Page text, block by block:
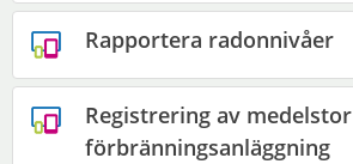
Rapportera radonnivåer
Registrering av medelstor
förbränningsanläggning